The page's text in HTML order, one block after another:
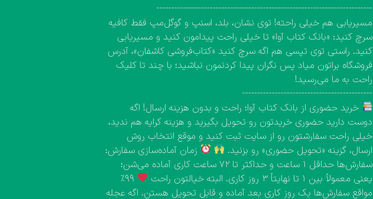
-------------------------------------------------------------------------
مسیریابی هم خیلی راحته! توی نشان، بلد، اسنپ و گوگل‌مپ فقط کافیه
سرچ کنید: «بانک کتاب آوا» تا خیلی راحت پیدامون کنید و مسیریابی
کنید. راستی توی تپسی هم اگه سرچ کنید «کتاب‌فروشی کاشفان»، آدرس
فروشگاه براتون میاد پس نگران پیدا کردنمون نباشید؛ با چند تا کلیک
راحت به ما می‌رسید!
--------------------------------------------
خرید حضوری از بانک کتاب آوا؛ راحت و بدون هزینه ارسال! اگه
دوست دارید حضوری خریدتون رو تحویل بگیرید و هزینه کرایه هم ندید،
خیلی راحت سفارشتون رو از سایت ثبت کنید و موقع انتخاب روش
ارسال، گزینه «تحویل حضوری» رو بزنید.
زمان آماده‌سازی سفارش:
سفارش‌ها حداقل ۱ ساعت و حداکثر تا ۷۲ ساعت کاری آماده می‌شن؛
یعنی معمولاً بین ۱ تا نهایتاً ۳ روز کاری. البته خیالتون راحت
۹۹٪
مواقع سفارش‌ها یک روز کاری بعد آماده و قابل تحویل هستن. اگه عجله